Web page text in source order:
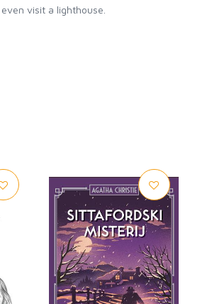
visit a lighthouse.